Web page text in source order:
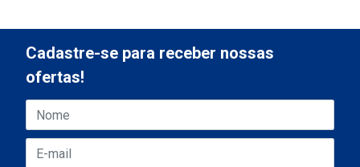
Cadastre-se para receber nossas
ofertas!